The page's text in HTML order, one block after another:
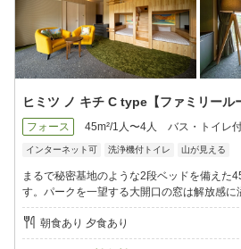
ヒミツ ノ キチ C type【ファミリール
フォース 45m²/1人〜4人 バス・トイレ
インターネット可 洗浄機付トイレ 山が見える
まるで秘密基地のような2段ベッドを備えた
す。パークを一望する大開口の窓は解放感に
朝食あり 夕食あり